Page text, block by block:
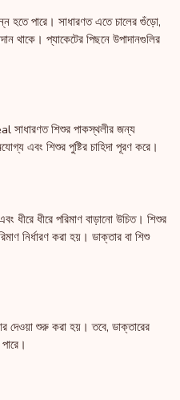
হতে পারে। সাধারণত এতে চালের গুঁড়ো,
থাকে। প্যাকেটের পিছনে উপাদানগুলির
শিশুর পাকস্থলীর জন্য
এবং শিশুর পুষ্টির চাহিদা পূরণ করে।
ধীরে ধীরে পরিমাণ বাড়ানো উচিত। শিশুর
নির্ধারণ করা হয়। ডাক্তার বা শিশু
দেওয়া শুরু করা হয়। তবে, ডাক্তারের